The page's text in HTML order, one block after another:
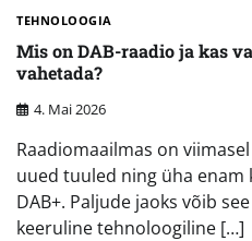
TEHNOLOOGIA
Mis on DAB-raadio ja kas
vahetada?
4. Mai 2026
Raadiomaailmas on
uued tuuled ning üha enam
DAB+. Paljude jaoks võib
keeruline tehnoloogiline […]